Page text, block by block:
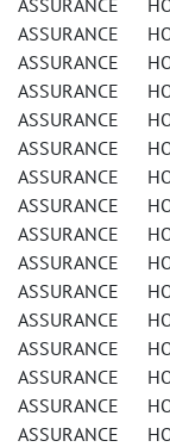
ASSURANCE
ASSURANCE
ASSURANCE
ASSURANCE
ASSURANCE
ASSURANCE
ASSURANCE
ASSURANCE
ASSURANCE
ASSURANCE
ASSURANCE
ASSURANCE
ASSURANCE
ASSURANCE
ASSURANCE
ASSURANCE